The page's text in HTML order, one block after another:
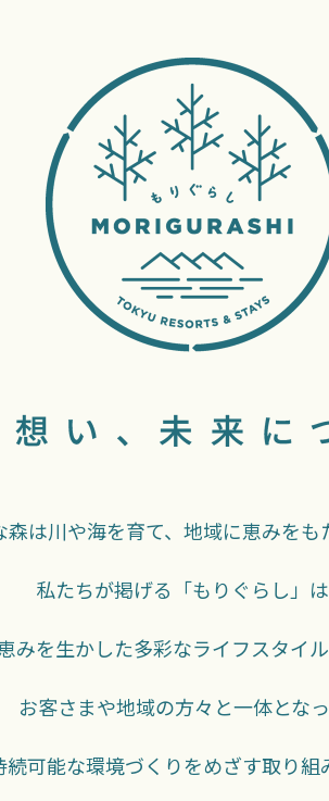
森は川や海を育て、地域に恵みをも
私たちが掲げる「もりぐらし」は
みを生かした多彩なライフスタイル
お客さまや地域の方々と一体となっ
続可能な環境づくりをめざす取り組